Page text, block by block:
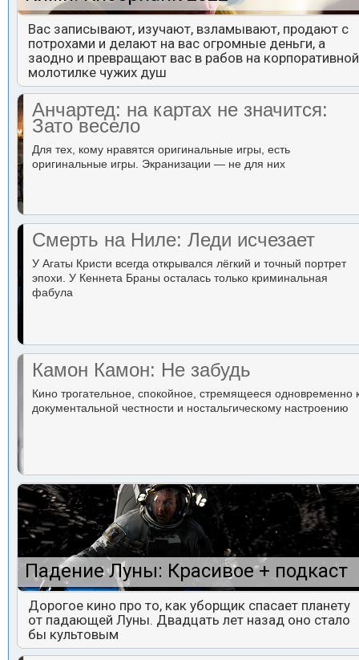
Вас записывают, изучают, взламывают, продают с
потрохами и делают на вас огромные деньги, а
заодно и превращают вас в рабов на корпоративной
молотилке чужих душ
Анчартед: на картах не значится:
Зато весело
Для тех, кому нравятся оригинальные игры, есть
оригинальные игры. Экранизации — не для них
Смерть на Ниле: Леди исчезает
У Агаты Кристи всегда открывался лёгкий и точный портрет
эпохи. У Кеннета Браны осталась только криминальная
фабула
Камон Камон: Не забудь
Кино трогательное, спокойное, стремящееся одновременно
документальной честности и ностальгическому настроению
Падение Луны: Красивое + подкаст
Дорогое кино про то, как уборщик спасает планету
от падающей Луны. Двадцать лет назад оно стало
бы культовым